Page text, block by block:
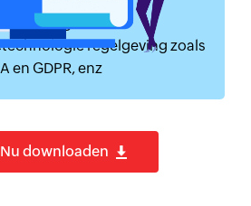
naleving van
regelgeving zoals
en GDPR, enz
Nu downloaden